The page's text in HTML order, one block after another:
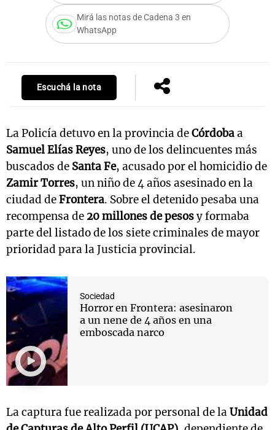
Mirá las notas de Cadena 3 en
WhatsApp
Escuchá la nota
La Policía detuvo en la provincia deCórdobaa
Samuel Elías Reyes, uno de los delincuentes más
buscados de Santa Fe, acusado por el homicidio de
Zamir Torres, un niño de 4 años asesinado en la
ciudad deFrontera. Sobre el detenido pesaba una
recompensa de 20 millones de pesosy formaba
parte del listado de los siete criminales de mayor
prioridad para la Justicia provincial.
Sociedad
Horror en Frontera: asesinaron
a un nene de 4 años en una
emboscada narco
La captura fue realizada por personal de laUnidad